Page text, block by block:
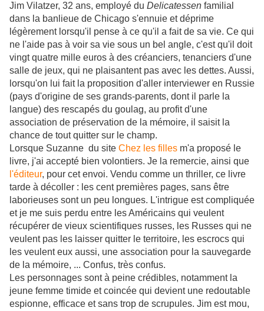
Jim Vilatzer, 32 ans, employé du Delicatessen familial
dans la banlieue de Chicago s'ennuie et déprime
légèrement lorsqu'il pense à ce qu'il a fait de sa vie. Ce qui
ne l'aide pas à voir sa vie sous un bel angle, c'est qu'il doit
vingt quatre mille euros à des créanciers, tenanciers d'une
salle de jeux, qui ne plaisantent pas avec les dettes. Aussi,
lorsqu'on lui fait la proposition d'aller interviewer en Russie
(pays d'origine de ses grands-parents, dont il parle la
langue) des rescapés du goulag, au profit d'une
association de préservation de la mémoire, il saisit la
chance de tout quitter sur le champ.
Lorsque Suzanne du site Chez les filles m'a proposé le
livre, j'ai accepté bien volontiers. Je la remercie, ainsi que
l'éditeur, pour cet envoi. Vendu comme un thriller, ce livre
tarde à décoller : les cent premières pages, sans être
laborieuses sont un peu longues. L'intrigue est compliquée
et je me suis perdu entre les Américains qui veulent
récupérer de vieux scientifiques russes, les Russes qui ne
veulent pas les laisser quitter le territoire, les escrocs qui
les veulent eux aussi, une association pour la sauvegarde
de la mémoire, ... Confus, très confus.
Les personnages sont à peine crédibles, notamment la
jeune femme timide et coincée qui devient une redoutable
espionne, efficace et sans trop de scrupules. Jim est mou,